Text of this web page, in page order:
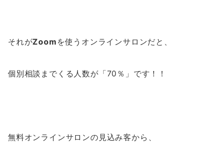
それがZoom を使うオンラインサロンだと、
個別相談までくる人数が「70％」です！！
無料オンラインサロンの見込み客から、